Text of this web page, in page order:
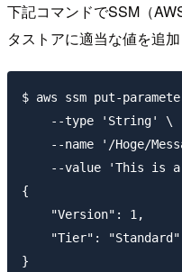
下記コマンドでSSM（
タストアに適当な値を追加
$ aws ssm put-
    --type 'String' \
--name '/Hoge/
--value 'This is a
{
    "Version": 1,
    "Tier": "Standard"